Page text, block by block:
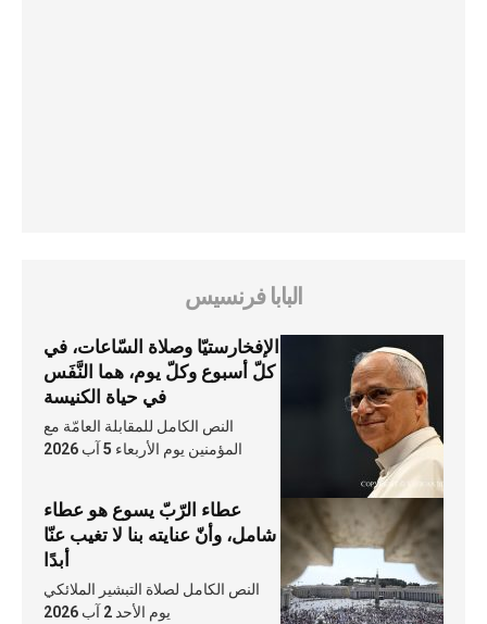
البابا فرنسيس
الإفخارستيّا وصلاة السّاعات، في
كلّ أسبوع وكلّ يوم، هما النَّفَس
في حياة الكنيسة
النص الكامل للمقابلة العامّة مع
المؤمنين يوم الأربعاء 5 آب 2026
عطاء الرّبّ يسوع هو عطاء
شامل، وأنّ عنايته بنا لا تغيب عنّا
أبدًا
النص الكامل لصلاة التبشير الملائكي
يوم الأحد 2 آب 2026